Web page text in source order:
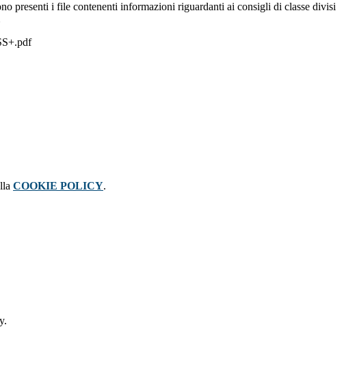
presenti i file contenenti informazioni riguardanti ai consigli di classe divisi
COOKIE POLICY.